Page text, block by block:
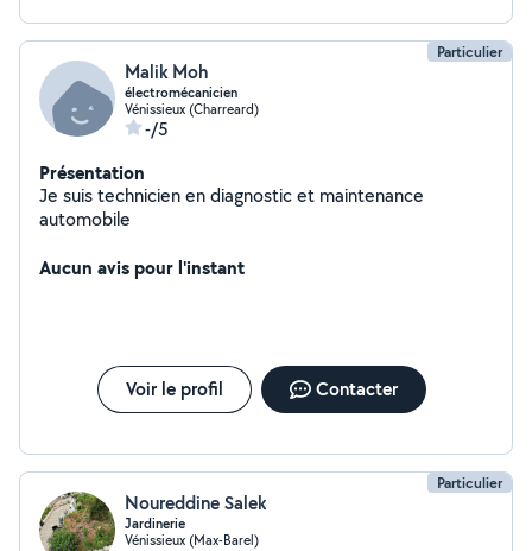
Particulier
Malik Moh
électromécanicien
Vénissieux (Charreard)
-/5
Présentation
Je suis technicien en diagnostic et maintenance
automobile
Aucun avis pour l'instant
Voir le profil Contacter
Particulier
Noureddine Salek
Jardinerie
Vénissieux (Max-Barel)